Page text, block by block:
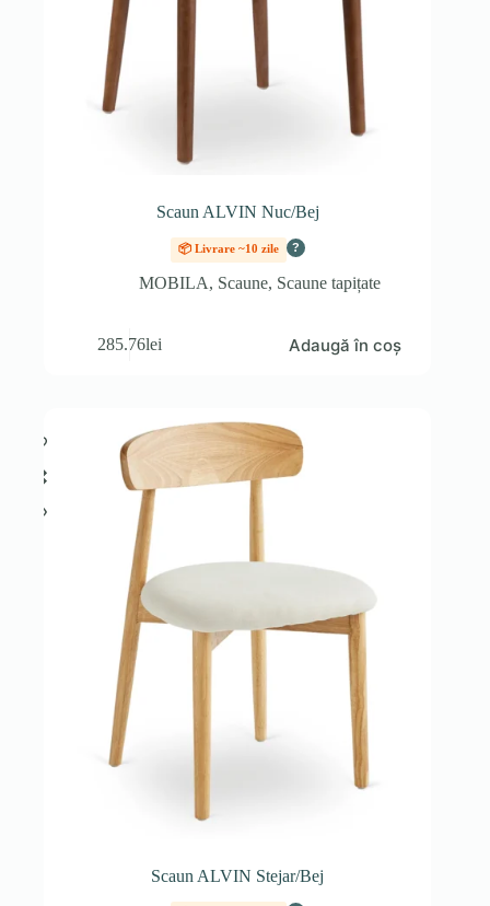
Scaun ALVIN Nuc/Bej
📦 Livrare ~10 zile ?
MOBILA, Scaune, Scaune tapițate
285.76lei Adaugă în coș
Scaun ALVIN Stejar/Bej